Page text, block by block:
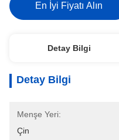
En İyi Fiyatı Alın
Detay Bilgi
Detay Bilgi
Menşe Yeri:
Çin